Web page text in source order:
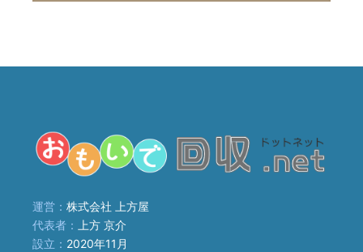
運営： 株式会社 上方屋
代表者：
上方 京介
設立： 2020年11月